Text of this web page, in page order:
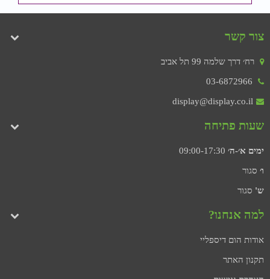
צור קשר
רח׳ דרך שלמה 99 תל אביב
03-6872966
display@display.co.il
שעות פתיחה
ימים א׳-ה׳
ו׳ סגור
ש' סגור
למה אנחנו?
אודות הום דיספליי
תקנון האתר